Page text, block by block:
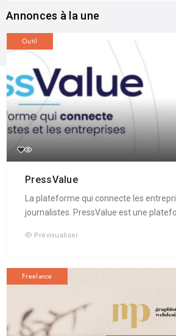
Annonces à la une
Outil
PressValue
La plateforme qui connecte les
journalistes. PressValue est une
Prévisualiser
Freelance